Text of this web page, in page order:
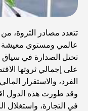
تتعدد مصادر الثروة،
عالمي ومستوى معيشة
تحتل الصدارة في سياق
على إجمالي ثروتها
الفرد، والاستقرار
وقد طورت هذه الدول
في التجارة، واستغلال